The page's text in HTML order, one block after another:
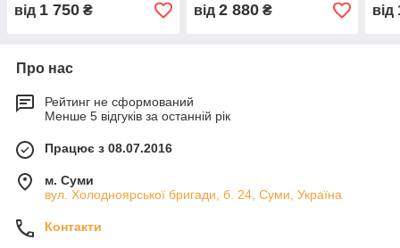
від 1 750 ₴ від 2 880₴ від
Про нас
Рейтинг не сформований
Менше 5 відгуків за останній рік
Працює з 08.07.2016
м. Суми
вул. Холодноярської бригади, б. 24, Суми, Україна
Контакти